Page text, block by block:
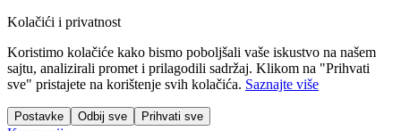
Kolačići i privatnost
Koristimo kolačiće kako bismo poboljšali vaše iskustvo na našem
sajtu, analizirali promet i prilagodili sadržaj. Klikom na "Prihvati
sve" pristajete na korištenje svih kolačića. Saznajte više
Postavke Odbij sve Prihvati sve